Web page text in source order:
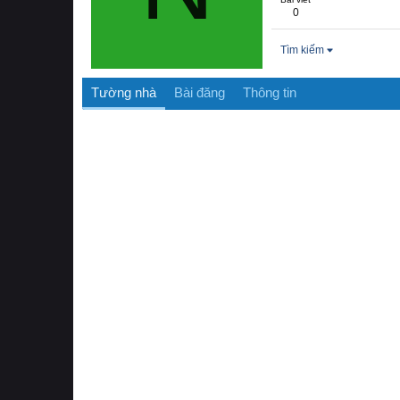
0
Tìm kiếm
Tường nhà Bài đăng Thông tin